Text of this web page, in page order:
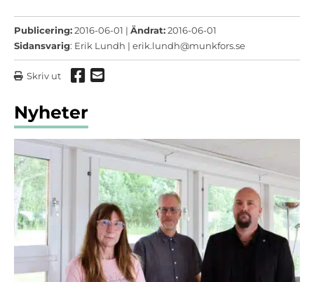
Publicering:2016-06-01 | Ändrat:2016-06-01
Sidansvarig: Erik Lundh | erik.lundh@munkfors.se
Skriv ut Dela via Facebook
Dela via mail
Nyheter